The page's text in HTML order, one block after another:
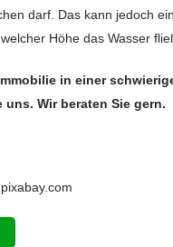
darf. Das kann jedoch
Höhe das Wasser
in einer
uns. Wir beraten Sie gern.